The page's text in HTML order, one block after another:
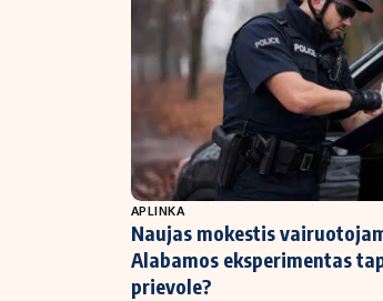
Energetika
Ekonomika
Politika
NT ir statybos
APLINKA
Naujas mokestis
Alabamos eksperimentas
prievole?